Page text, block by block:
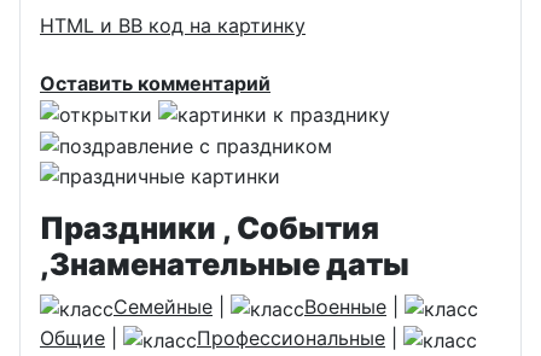
HTML и BB код на картинку
Оставить комментарий
Праздники , События
,Знаменательные даты
Семейные Военные
Общие
Профессиональные